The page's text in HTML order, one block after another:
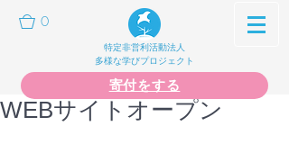
0
特定非営利活動法人
多様な学びプロジェクト
寄付をする
WEBサイトオープン